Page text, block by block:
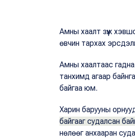
Амны хаалт зүүж
өвчин тархах
Амны хаалтаас
танхимд агаар
байгаа юм.
Харин барууны
байгааг судалсан
нөлөөг анхааран